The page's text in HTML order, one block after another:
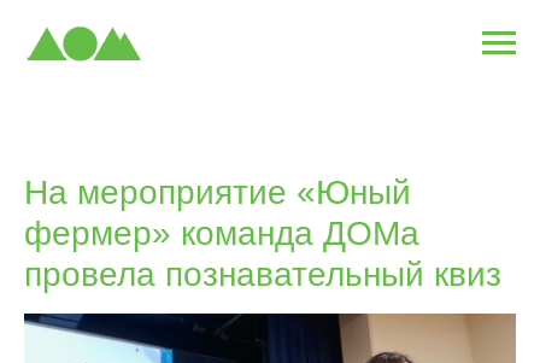
На мероприятие «Юный
фермер» команда ДОМа
провела познавательный квиз